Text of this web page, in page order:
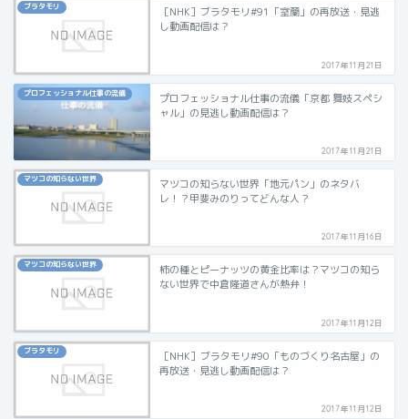
ブラタモリ
［NHK］ブラタモリ#91「室蘭」の再放送・見逃
し動画配信は？
2017年11月21日
プロフェッショナル仕事の流儀
プロフェッショナル仕事の流儀「京都 舞妓スペシ
ャル」の見逃し動画配信は？
2017年11月21日
マツコの知らない世界
マツコの知らない世界「地元パン」のネタバ
レ！？甲斐みのりってどんな人？
2017年11月16日
マツコの知らない世界
柿の種とピーナッツの黄金比率は？マツコの知ら
ない世界で中倉隆道さんが熱弁！
2017年11月12日
ブラタモリ
［NHK］ブラタモリ#90「ものづくり名古屋」の
再放送・見逃し動画配信は？
2017年11月12日